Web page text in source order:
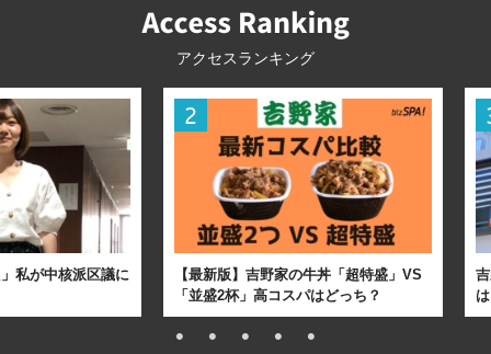
アクセスランキング
私が中核派区議に
【最新版】吉野家の牛丼「超特盛」VS
「並盛2杯」高コスパはどっち？